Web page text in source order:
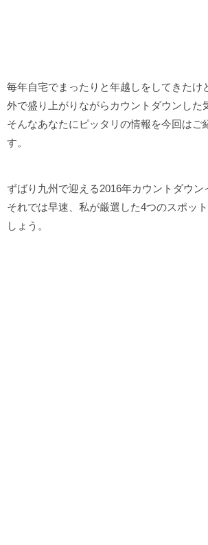
毎年自宅でまったりと年越しをしてきたけ
外で盛り上がりながらカウントダウンした
そんなあなたにピッタリの情報を今回はご
す。
ずばり九州で迎える2016年カウントダウン
それでは早速、私が厳選した4つのスポッ
しょう。